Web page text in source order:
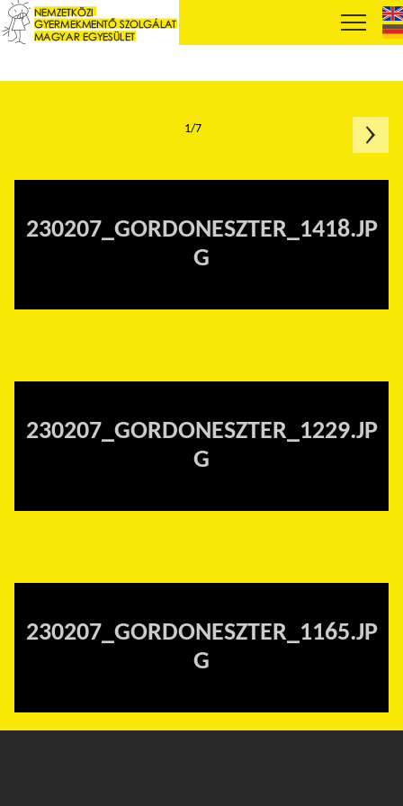
230207_GORDONESZTER_1418.JP
G
230207_GORDONESZTER_1229.JP
G
230207_GORDONESZTER_1165.JP
G
1/7